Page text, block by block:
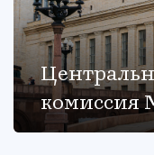
комиссия